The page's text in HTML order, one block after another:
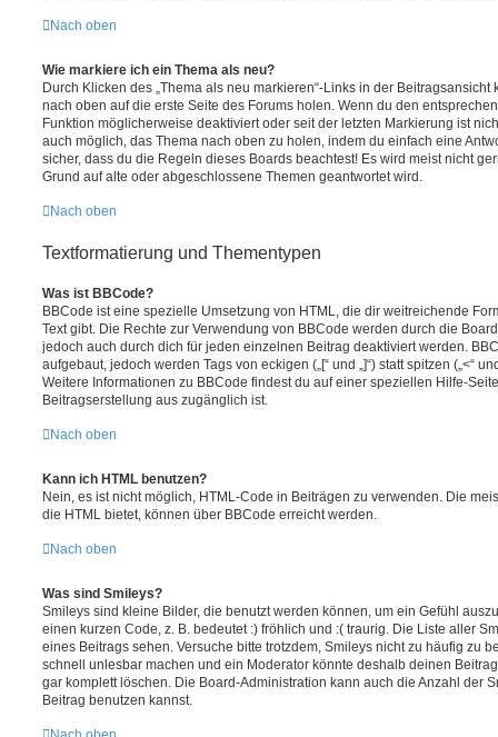
Nach oben
Wie markiere ich ein Thema als neu?
Durch Klicken des „Thema als neu markieren“-Links in der
nach oben auf die erste Seite des Forums holen. Wenn du den
Funktion möglicherweise deaktiviert oder seit der letzten Markierung ist
auch möglich, das Thema nach oben zu holen, indem du einfach eine
sicher, dass du die Regeln dieses Boards beachtest! Es wird meist nicht
Grund auf alte oder abgeschlossene Themen geantwortet wird.
Nach oben
Textformatierung und Thementypen
Was ist BBCode?
BBCode ist eine spezielle Umsetzung von HTML, die dir weitreichende
Text gibt. Die Rechte zur Verwendung von BBCode werden durch die
jedoch auch durch dich für jeden einzelnen Beitrag deaktiviert werden.
aufgebaut, jedoch werden Tags von eckigen („[“ und „]“) statt spitzen („<“
Weitere Informationen zu BBCode findest du auf einer speziellen Hilfe-
Beitragserstellung aus zugänglich ist.
Nach oben
Kann ich HTML benutzen?
Nein, es ist nicht möglich, HTML-Code in Beiträgen zu verwenden. Die
die HTML bietet, können über BBCode erreicht werden.
Nach oben
Was sind Smileys?
Smileys sind kleine Bilder, die benutzt werden können, um ein Gefühl
einen kurzen Code, z. B. bedeutet :) fröhlich und :( traurig. Die Liste aller
eines Beitrags sehen. Versuche bitte trotzdem, Smileys nicht zu häufig zu
schnell unlesbar machen und ein Moderator könnte deshalb deinen
gar komplett löschen. Die Board-Administration kann auch die Anzahl der
Beitrag benutzen kannst.